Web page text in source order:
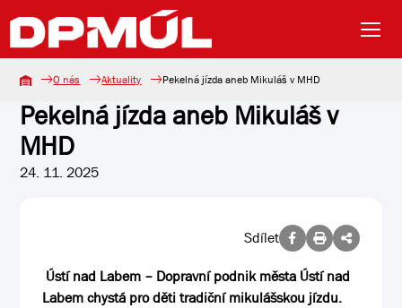
O nás Aktuality Pekelná jízda aneb Mikuláš v MHD
Pekelná jízda aneb Mikuláš v
MHD
24. 11. 2025
Sdílet
Ústí nad Labem – Dopravní podnik města Ústí nad
Labem chystá pro děti tradiční mikulášskou jízdu.